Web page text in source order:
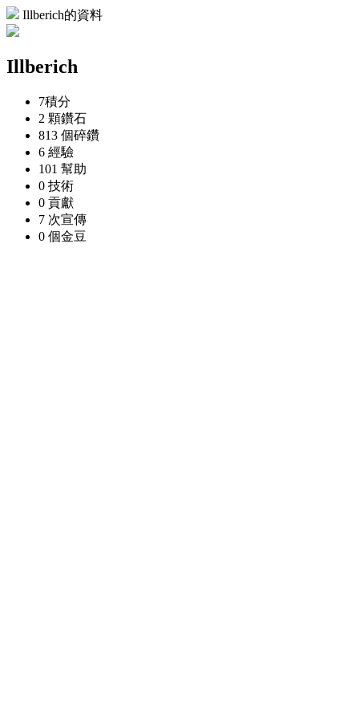
Illberich的資料
Illberich
7積分
2 顆鑽石
813 個碎鑽
6 經驗
101 幫助
0 技術
0 貢獻
7 次宣傳
0 個金豆